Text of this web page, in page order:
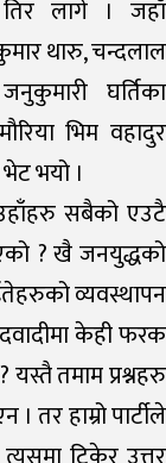
तिर लागे । जहाँ
थारु, चन्दलाल
घर्तिका
भिम वहादुर
भयो ।
उहाँहरु सबैको एउटै
? खै जनयुद्धको
व्यवस्थापन
केही फरक
तमाम प्रश्नहरु
तर हाम्रो पार्टीले